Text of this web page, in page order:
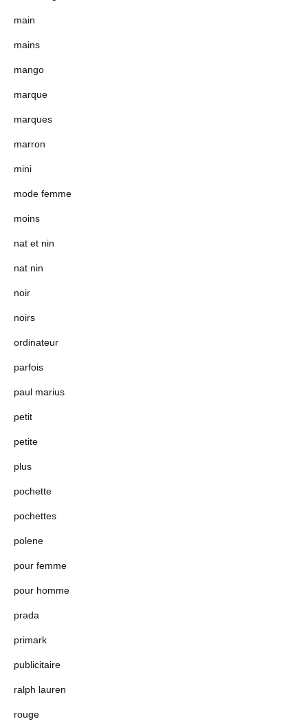
main
mains
mango
marque
marques
marron
mini
mode femme
moins
nat et nin
nat nin
noir
noirs
ordinateur
parfois
paul marius
petit
petite
plus
pochette
pochettes
polene
pour femme
pour homme
prada
primark
publicitaire
ralph lauren
rouge